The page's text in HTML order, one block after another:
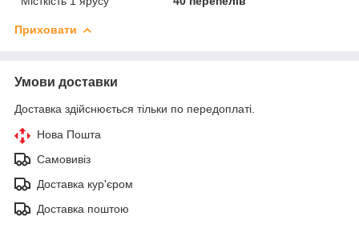
Приховати
Умови доставки
Доставка здійснюється тільки по передоплаті.
Нова Пошта
Самовивіз
Доставка кур'єром
Доставка поштою